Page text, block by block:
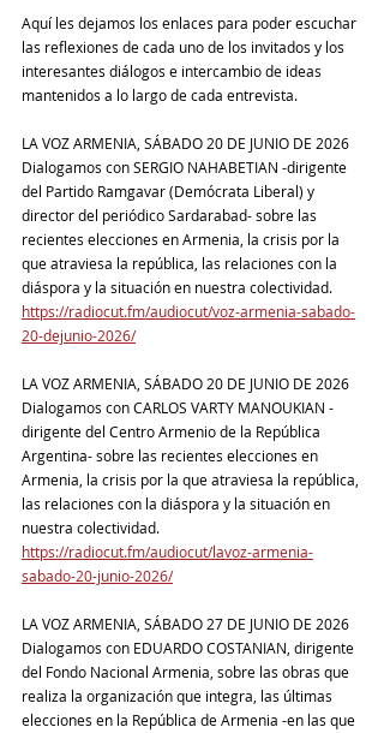
Aquí les dejamos los enlaces para poder escuchar
las reflexiones de cada uno de los invitados y los
interesantes diálogos e intercambio de ideas
mantenidos a lo largo de cada entrevista.
LA VOZ ARMENIA, SÁBADO 20 DE JUNIO DE 2026
Dialogamos con SERGIO NAHABETIAN -dirigente
del Partido Ramgavar (Demócrata Liberal) y
director del periódico Sardarabad- sobre las
recientes elecciones en Armenia, la crisis por la
que atraviesa la república, las relaciones con la
diáspora y la situación en nuestra colectividad.
https://radiocut.fm/audiocut/voz-armenia-sabado-
20-dejunio-2026/
LA VOZ ARMENIA, SÁBADO 20 DE JUNIO DE 2026
Dialogamos con CARLOS VARTY MANOUKIAN -
dirigente del Centro Armenio de la República
Argentina- sobre las recientes elecciones en
Armenia, la crisis por la que atraviesa la república,
las relaciones con la diáspora y la situación en
nuestra colectividad.
https://radiocut.fm/audiocut/lavoz-armenia-
sabado-20-junio-2026/
LA VOZ ARMENIA, SÁBADO 27 DE JUNIO DE 2026
Dialogamos con EDUARDO COSTANIAN, dirigente
del Fondo Nacional Armenia, sobre las obras que
realiza la organización que integra, las últimas
elecciones en la República de Armenia -en las que